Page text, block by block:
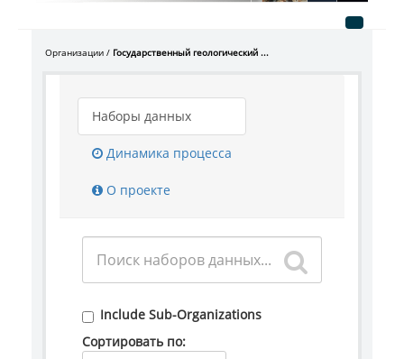
Организации Государственный геологический ...
Наборы данных
Динамика процесса
О проекте
Include Sub-Organizations
Сортировать по